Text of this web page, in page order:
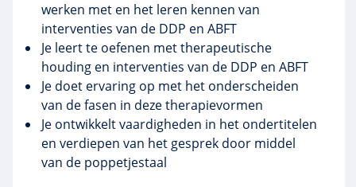
werken met en het leren kennen van
interventies van de DDP en ABFT
Je leert te oefenen met therapeutische
houding en interventies van de DDP en ABFT
Je doet ervaring op met het onderscheiden
van de fasen in deze therapievormen
Je ontwikkelt vaardigheden in het ondertitelen
en verdiepen van het gesprek door middel
van de poppetjestaal